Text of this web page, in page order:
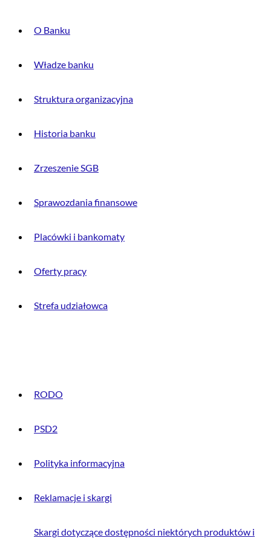
O Banku
Władze banku
Struktura organizacyjna
Historia banku
Zrzeszenie SGB
Sprawozdania finansowe
Placówki i bankomaty
Oferty pracy
Strefa udziałowca
RODO
PSD2
Polityka informacyjna
Reklamacje i skargi
Skargi dotyczące dostępności niektórych produktów i